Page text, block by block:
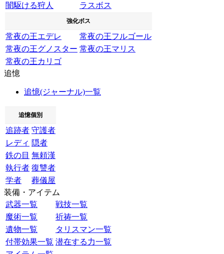
闇駆ける狩人
ラスボス
強化ボス
常夜の王エデレ
常夜の王フルゴール
常夜の王グノスター 常夜の王マリス
常夜の王カリゴ
追憶
追憶(ジャーナル)一覧
追憶個別
追跡者 守護者
レディ 隠者
鉄の目 無頼漢
執行者 復讐者
学者
葬儀屋
装備・アイテム
武器一覧
戦技一覧
魔術一覧
祈祷一覧
遺物一覧
タリスマン一覧
付帯効果一覧 潜在する力一覧